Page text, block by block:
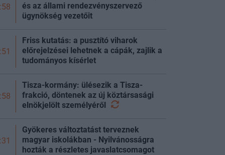
és az állami rendezvényszervező
ügynökség vezetőit
Friss kutatás: a pusztító viharok
előrejelzései lehetnek a cápák, zajlik a
tudományos kísérlet
Tisza-kormány: ülésezik a Tisza-
frakció, döntenek az új köztársasági
elnökjelölt személyéről
Gyökeres változtatást terveznek
magyar iskolákban - Nyilvánosságra
hozták a részletes javaslatcsomagot